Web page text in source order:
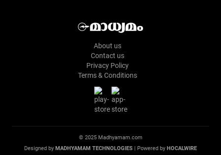
About us
Contact us
Privacy Policy
Terms & Conditions
© 2025 Madhyamam.com
Designed by MADHYAMAM TECHNOLOGIES | Powered by HOCALWIRE